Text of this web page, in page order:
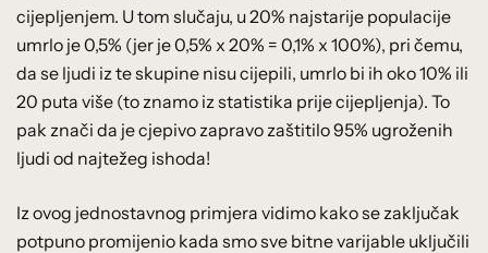
cijepljenjem. U tom slučaju, u 20% najstarije populacije
umrlo je 0,5% (jer je 0,5% x 20% = 0,1% x 100%), pri čemu,
da se ljudi iz te skupine nisu cijepili, umrlo bi ih oko 10% ili
20 puta više (to znamo iz statistika prije cijepljenja). To
pak znači da je cjepivo zapravo zaštitilo 95% ugroženih
ljudi od najtežeg ishoda!
Iz ovog jednostavnog primjera vidimo kako se zaključak
potpuno promijenio kada smo sve bitne varijable uključili